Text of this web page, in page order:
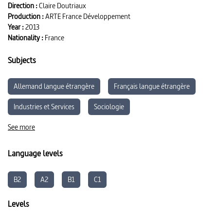
Direction :Claire Doutriaux
Production :ARTE France Développement
Year :2013
Nationality :France
Subjects
Allemand langue étrangère
Français langue étrangère
Industries et Services
Sociologie
See more
Language levels
B2 A2 B1 C1
Levels